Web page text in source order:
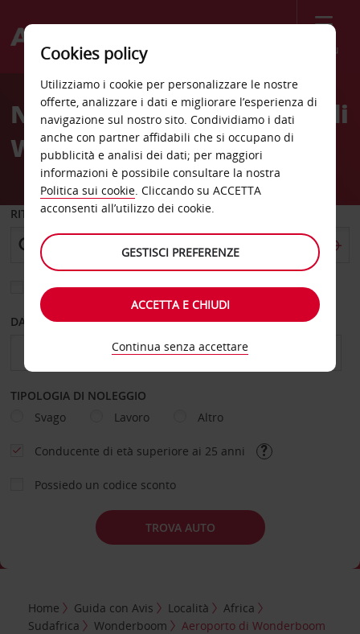
Menù
Welcome
AvisNoleggio auto Aeroporto di
Wonderboom
RITIRO DA
Scegli una località di riconsegna diversa
DAL GIORNO AL GIORNO
TIPOLOGIA DI NOLEGGIO
Svago
Lavoro Altro
Conducente di età superiore ai 25 anni
Possiedo un codice sconto
TROVA AUTO
Home Guida con Avis Località
Africa
Sudafrica
Wonderboom Aeroporto di Wonderboom
Cookies policy
Utilizziamo i cookie per personalizzare le nostre
offerte, analizzare i dati e migliorare l’esperienza di
navigazione sul nostro sito. Condividiamo i dati
anche con partner affidabili che si occupano di
pubblicità e analisi dei dati; per maggiori
informazioni è possibile consultare la nostra
Politica sui cookie. Cliccando su ACCETTA
acconsenti all’utilizzo dei cookie.
GESTISCI PREFERENZE
ACCETTA E CHIUDI
Continua senza accettare